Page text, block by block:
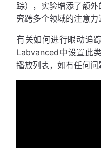
踪），实验增添了额
究跨多个领域的注意力
有关如何进行眼动追
Labvanced中设置此
播放列表，如有任何问